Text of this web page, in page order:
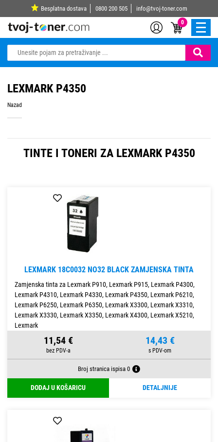
Besplatna dostava 0800 200 505 info@tvoj-toner.com
0
LEXMARK P4350
Nazad
TINTE I TONERI ZA LEXMARK P4350
LEXMARK 18C0032 NO32 BLACK ZAMJENSKA TINTA
Zamjenska tinta za Lexmark P910, Lexmark P915, Lexmark P4300,
Lexmark P4310, Lexmark P4330, Lexmark P4350, Lexmark P6210,
Lexmark P6250, Lexmark P6350, Lexmark X3300, Lexmark X3310,
Lexmark X3330, Lexmark X3350, Lexmark X4300, Lexmark X5210,
Lexmark
11,54 € 14,43 €
Broj stranica ispisa 0
DODAJ U KOŠARICU DETALJNIJE